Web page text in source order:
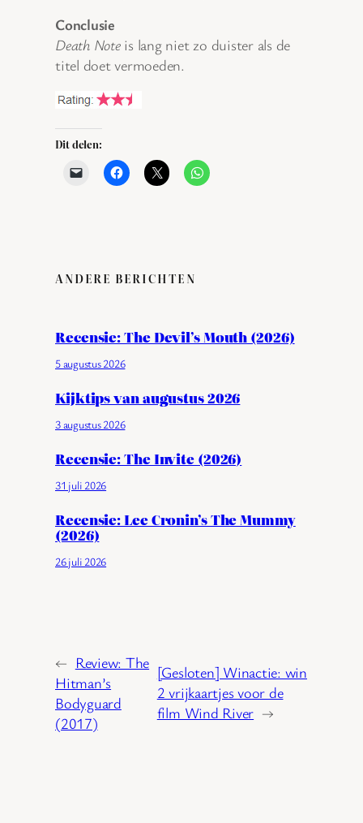
Conclusie
Death Noteis lang niet zo duister als de
titel doet vermoeden.
Dit delen:
ANDERE BERICHTEN
Recensie: The Devil’s Mouth (2026)
5 augustus 2026
Kijktips van augustus 2026
3 augustus 2026
Recensie: The Invite (2026)
31 juli 2026
Recensie: Lee Cronin’s The Mummy
(2026)
26 juli 2026
← Review: The
Hitman’s
Bodyguard
(2017)
[Gesloten] Winactie: win
2 vrijkaartjes voor de
film Wind River →